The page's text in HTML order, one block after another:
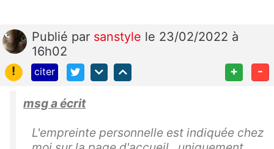
Publié par sanstyle le 23/02/2022 à
16h02
!
citer + -
msg a écrit
L'empreinte personnelle est indiquée chez